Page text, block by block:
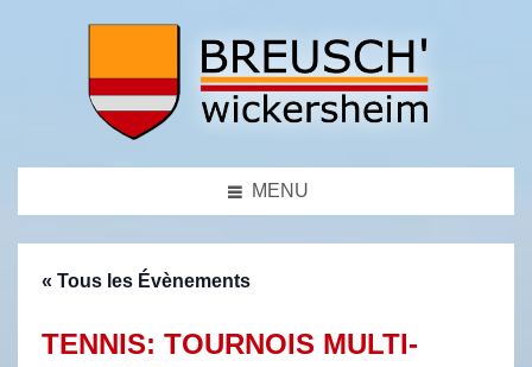
MENU
« Tous les Évènements
TENNIS: TOURNOIS MULTI-